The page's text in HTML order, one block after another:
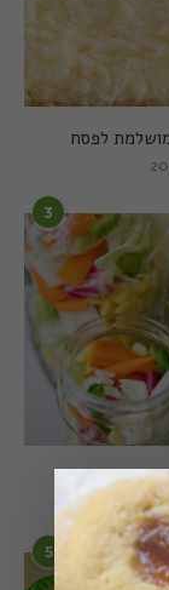
לפסח
3
5